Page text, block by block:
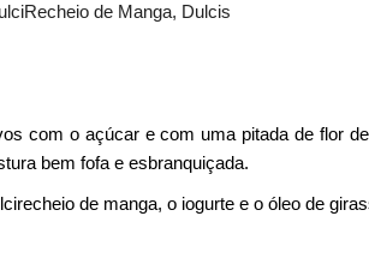
de Manga, Dulcis
com o açúcar e com uma pitada de flor
bem fofa e esbranquiçada.
de manga, o iogurte e o óleo de